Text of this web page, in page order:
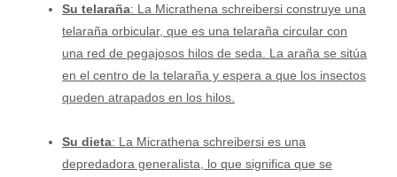
Su telaraña: La Micrathena schreibersi construye una
telaraña orbicular, que es una telaraña circular con
una red de pegajosos hilos de seda. La araña se sitúa
en el centro de la telaraña y espera a que los insectos
queden atrapados en los hilos.
Su dieta: La Micrathena schreibersi es una
depredadora generalista, lo que significa que se